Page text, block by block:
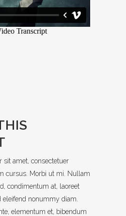
sit amet, consectetuer
cursus. Morbi ut mi. Nullam
condimentum at, laoreet
eleifend nonummy diam.
elementum et, bibendum